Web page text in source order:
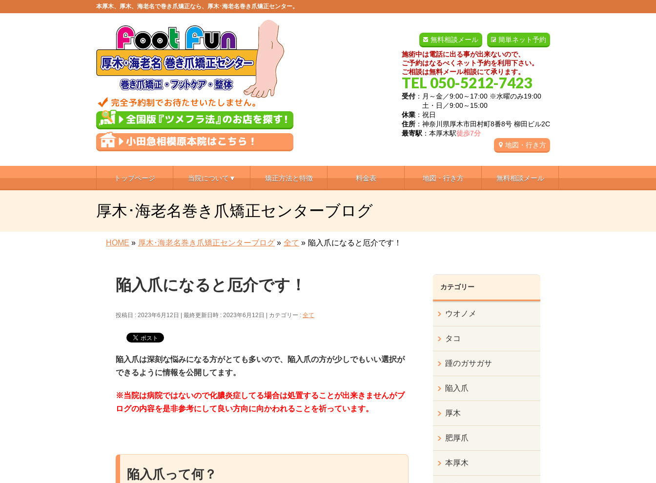
本厚木、厚木、海老名で巻き爪矯正なら、厚木･海老名巻き爪矯正センター。
簡単ネット予約
無料相談メール
施術中は電話に出る事が出来ないので、
ご予約はなるべくネット予約を利用下さい。
ご相談は無料メール相談にて承ります。
TEL 050-5212-7423
受付：月～金／9:00～17:00 ※水曜のみ19:00
土・日／9:00～15:00
休業 ：祝日
住所 ：神奈川県厚木市田村町8番8号 柳田ビル2C
最寄駅 ：本厚木駅徒歩7分
地図・行き方
トップページ 当院について▼ 矯正方法と特徴 料金表 地図・行き方 無料相談メール
厚木･海老名巻き爪矯正センターブログ
HOME » 厚木･海老名巻き爪矯正センターブログ » 全て » 陥入爪になると厄介です！
陥入爪になると厄介です！
投稿日 : 2023年6月12日 最終更新日時 : 2023年6月12日 カテゴリー : 全て
陥入爪は深刻な悩みになる方がとても多いので、陥入爪の方が少しでもいい選択が
できるように情報を公開してます。
※当院は病院ではないので化膿炎症してる場合は処置することが出来きませんがブ
ログの内容を是非参考にして良い方向に向かわれることを祈っています。
陥入爪って何？
カテゴリー
ウオノメ
タコ
踵のガサガサ
陥入爪
厚木
肥厚爪
本厚木